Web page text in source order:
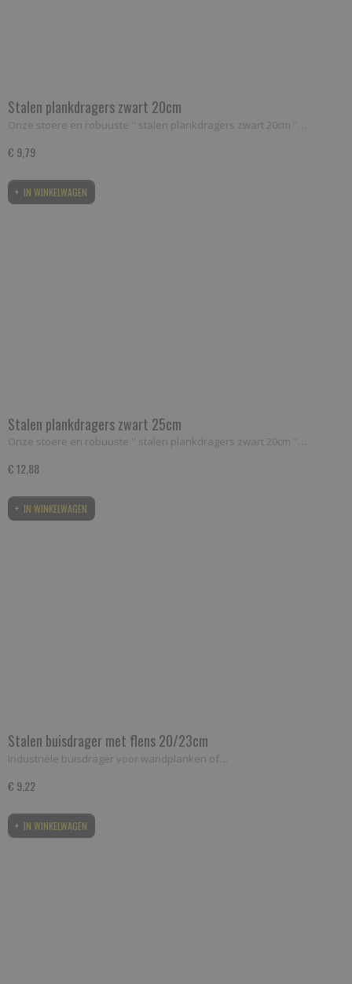
Stalen plankdragers zwart 20cm
Onze stoere en robuuste '' stalen plankdragers zwart 20cm ''…
€ 9,79
IN WINKELWAGEN
Stalen plankdragers zwart 25cm
Onze stoere en robuuste '' stalen plankdragers zwart 20cm ''…
€ 12,88
IN WINKELWAGEN
Stalen buisdrager met flens 20/23cm
Industriële buisdrager voor wandplanken of…
€ 9,22
IN WINKELWAGEN